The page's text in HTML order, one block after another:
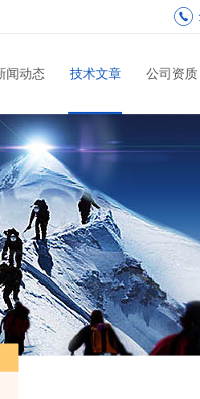
闻动态 技术文章 公司资质